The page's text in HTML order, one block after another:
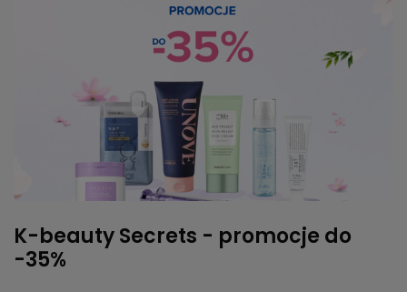
K-beauty Secrets - promocje do
-35%